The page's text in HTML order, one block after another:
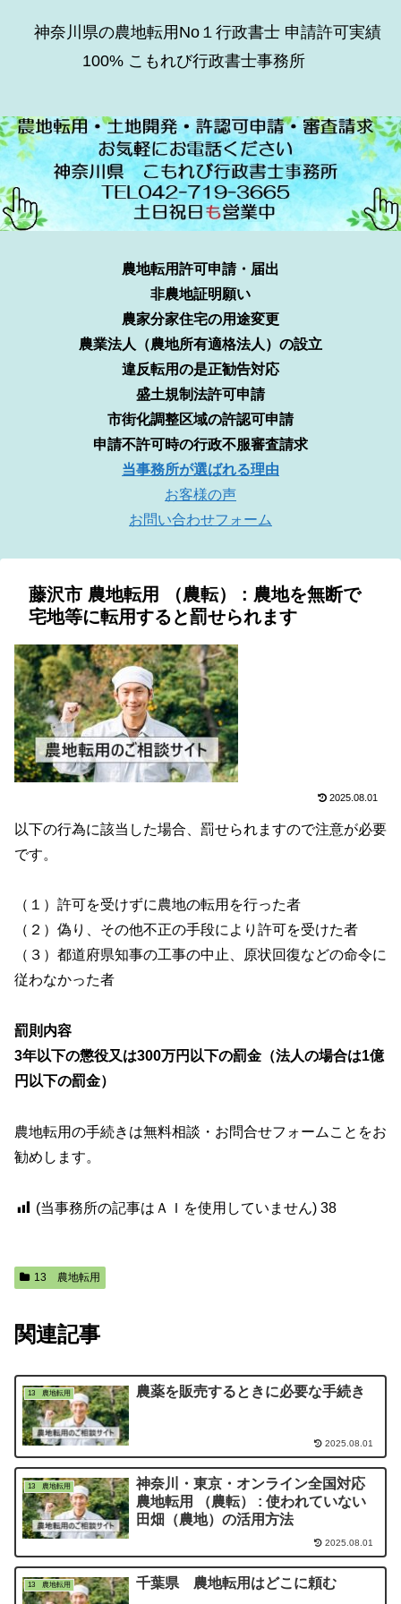
神奈川県の農地転用No１行政書士 申請許可実績
100% こもれび行政書士事務所
農地転用許可申請・届出
非農地証明願い
農家分家住宅の用途変更
農業法人（農地所有適格法人）の設立
違反転用の是正勧告対応
盛土規制法許可申請
市街化調整区域の許認可申請
申請不許可時の行政不服審査請求
当事務所が選ばれる理由
お客様の声
お問い合わせフォーム
藤沢市 農地転用 （農転） : 農地を無断で
宅地等に転用すると罰せられます
2025.08.01
以下の行為に該当した場合、罰せられますので注意が必要
です。
（１）許可を受けずに農地の転用を行った者
（２）偽り、その他不正の手段により許可を受けた者
（３）都道府県知事の工事の中止、原状回復などの命令に
従わなかった者
罰則内容
3年以下の懲役又は300万円以下の罰金（法人の場合は1億
円以下の罰金）
農地転用の手続きは無料相談・お問合せフォームことをお
勧めします。
(当事務所の記事はＡＩを使用していません) 38
13 農地転用
関連記事
13 農地転用 農薬を販売するときに必要な手続き
2025.08.01
13 農地転用
神奈川・東京・オンライン全国対応
農地転用 （農転） : 使われていない
田畑（農地）の活用方法
2025.08.01
13 農地転用 千葉県 農地転用はどこに頼む